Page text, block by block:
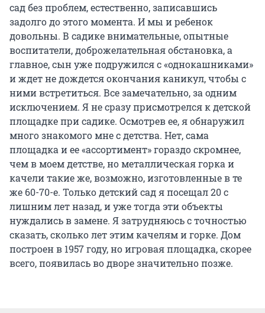
сад без проблем, естественно, записавшись
задолго до этого момента. И мы и ребенок
довольны. В садике внимательные, опытные
воспитатели, доброжелательная обстановка, а
главное, сын уже подружился с «однокашниками»
и ждет не дождется окончания каникул, чтобы с
ними встретиться. Все замечательно, за одним
исключением. Я не сразу присмотрелся к детской
площадке при садике. Осмотрев ее, я обнаружил
много знакомого мне с детства. Нет, сама
площадка и ее «ассортимент» гораздо скромнее,
чем в моем детстве, но металлическая горка и
качели такие же, возможно, изготовленные в те
же 60-70-е. Только детский сад я посещал 20 с
лишним лет назад, и уже тогда эти объекты
нуждались в замене. Я затрудняюсь с точностью
сказать, сколько лет этим качелям и горке. Дом
построен в 1957 году, но игровая площадка, скорее
всего, появилась во дворе значительно позже.